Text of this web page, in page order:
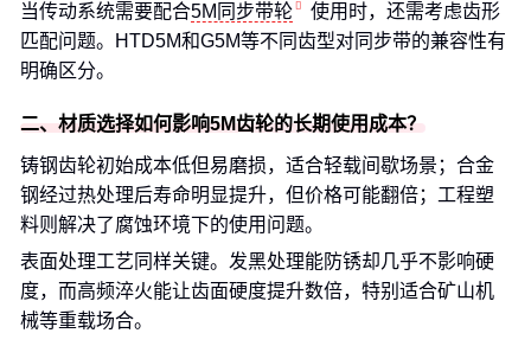
当传动系统需要配合5M同步带轮
使用时，还需考虑齿形
匹配问题。HTD5M和G5M等不同齿型对同步带的兼容性有
明确区分。
二、材质选择如何影响5M齿轮的长期使用成本？
铸钢齿轮初始成本低但易磨损，适合轻载间歇场景；合金
钢经过热处理后寿命明显提升，但价格可能翻倍；工程塑
料则解决了腐蚀环境下的使用问题。
表面处理工艺同样关键。发黑处理能防锈却几乎不影响硬
度，而高频淬火能让齿面硬度提升数倍，特别适合矿山机
械等重载场合。